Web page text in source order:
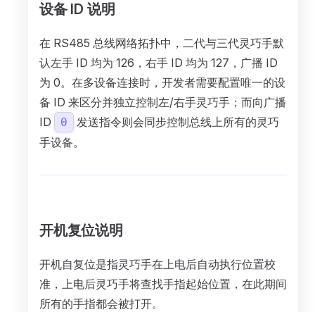
设备 ID 说明
在 RS485 总线网络拓扑中，二代与三代灵巧手默
认左手 ID 均为 126，右手 ID 均为 127，广播 ID
为 0。在多设备连接时，开发者需要配置唯一的设
备 ID 来区分并独立控制左/右手灵巧手；而向广播
ID
0
发送指令则会同步控制总线上所有的灵巧
手设备。
开机复位说明
开机自复位是指灵巧手在上电后自动执行位置校
准，上电后灵巧手将查找手指起始位置，在此期间
所有的手指都会被打开。